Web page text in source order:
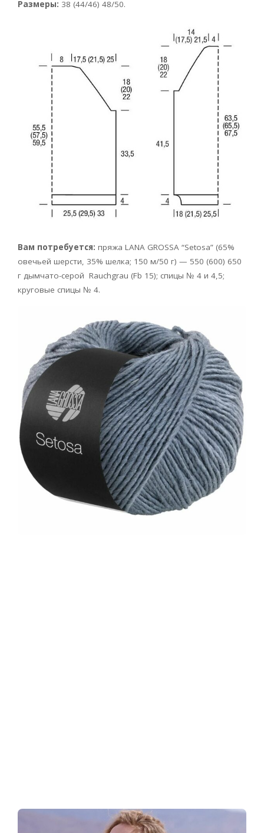
Размеры: 38 (44/46) 48/50.
Вам потребуется: пряжа LANA GROSSA “Setosa” (65%
овечьей шерсти, 35% шелка; 150 м/50 г) — 550 (600) 650
г дымчато-серой Rauchgrau (Fb 15); спицы № 4 и 4,5;
круговые спицы № 4.